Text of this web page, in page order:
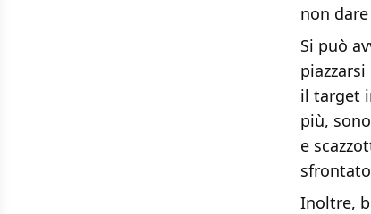
non
Si può
il target
più,
e
Inoltre,